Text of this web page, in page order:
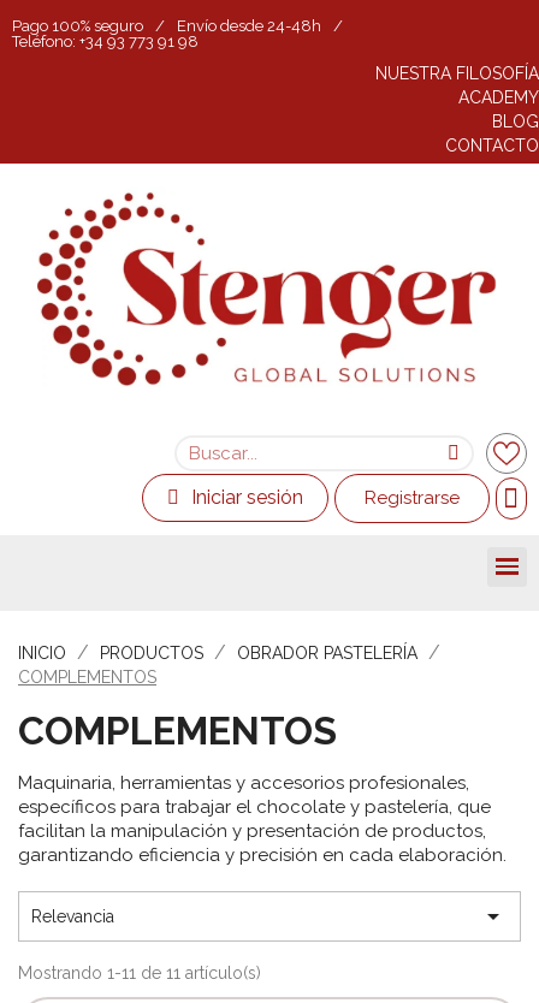
Pago 100% seguro / Envío desde 24-48h
/
Teléfono: +34 93 773 91 98
NUESTRA FILOSOFÍA
ACADEMY
BLOG
CONTACTO
Iniciar sesión Registrarse
INICIO PRODUCTOS
OBRADOR PASTELERÍA
COMPLEMENTOS
COMPLEMENTOS
Maquinaria, herramientas y accesorios profesionales,
específicos para trabajar el chocolate y pastelería, que
facilitan la manipulación y presentación de productos,
garantizando eficiencia y precisión en cada elaboración.
Relevancia 
Mostrando 1-11 de 11 artículo(s)